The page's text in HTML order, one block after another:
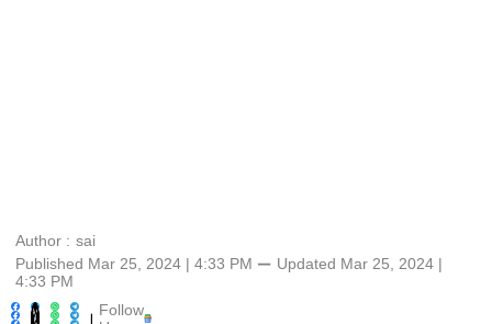
Author : sai
Published Mar 25, 2024 | 4:33 PM ⚊ Updated Mar 25, 2024 |
4:33 PM
Follow